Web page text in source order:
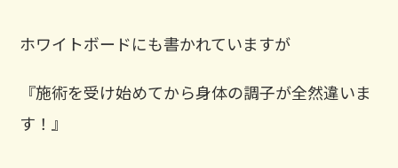
ホワイトボードにも書かれていますが
『施術を受け始めてから身体の調子が全然違いま
す！』